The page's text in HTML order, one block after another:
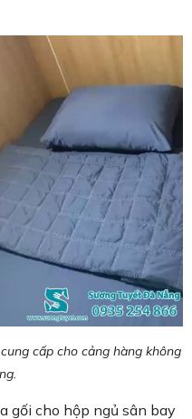
cấp cho cảng hàng không
gối cho hộp ngủ sân bay